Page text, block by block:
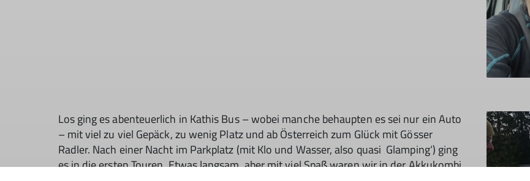
Los ging es abenteuerlich in Kathis Bus – wobei manche behaupten es sei nur ein Auto
– mit viel zu viel Gepäck, zu wenig Platz und ab Österreich zum Glück mit Gösser
Radler. Nach einer Nacht im Parkplatz (mit Klo und Wasser, also quasi ‚Glamping‘) ging
es in die ersten Touren. Etwas langsam, aber mit viel Spaß waren wir in der Akkukombi